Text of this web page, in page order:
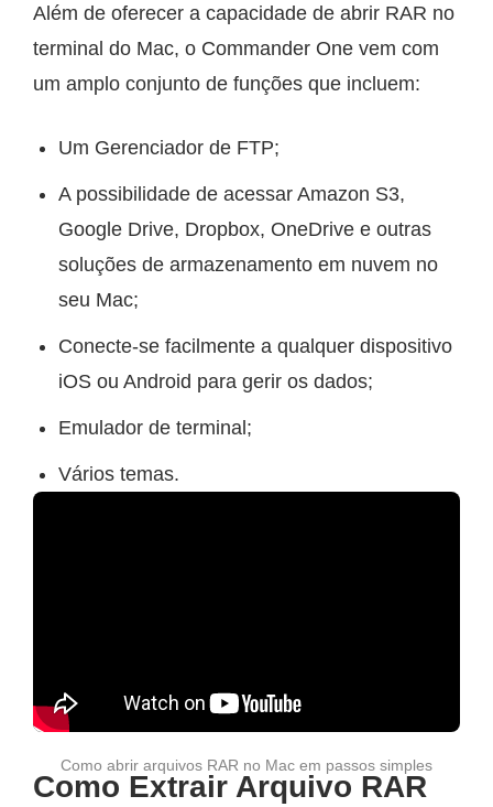
Além de oferecer a capacidade de abrir RAR no
terminal do Mac, o Commander One vem com
um amplo conjunto de funções que incluem:
Um Gerenciador de FTP;
A possibilidade de acessar Amazon S3,
Google Drive, Dropbox, OneDrive e outras
soluções de armazenamento em nuvem no
seu Mac;
Conecte-se facilmente a qualquer dispositivo
iOS ou Android para gerir os dados;
Emulador de terminal;
Vários temas.
Como abrir arquivos RAR no Mac em passos simples
Como Extrair Arquivo RAR